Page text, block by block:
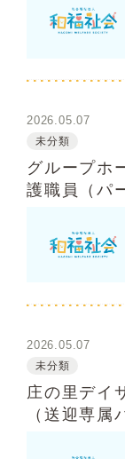
2026.05.07
未分類
グループホ
護職員（パ
2026.05.07
未分類
庄の里デイ
（送迎専属